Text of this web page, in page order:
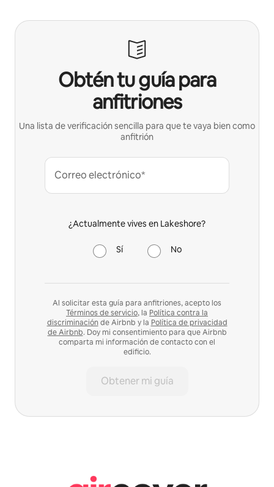
Obtén tu guía para
anfitriones
Una lista de verificación sencilla para que te vaya bien como
anfitrión
Correo electrónico*
¿Actualmente vives en Lakeshore?
Sí No
Al solicitar esta guía para anfitriones, acepto los
Términos de servicio, la Política contra la
discriminación de Airbnb y la Política de privacidad
de Airbnb. Doy mi consentimiento para que Airbnb
comparta mi información de contacto con el
edificio.
Obtener mi guía